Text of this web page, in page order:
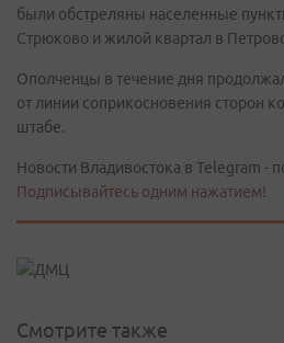
были обстреляны населенные
Стрюково и жилой квартал в
Ополченцы в течение дня
от линии соприкосновения сторон
штабе.
Новости Владивостока в Telegram -
Подписывайтесь одним нажатием!
Смотрите также